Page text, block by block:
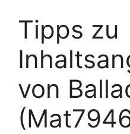
Tipps zu
von